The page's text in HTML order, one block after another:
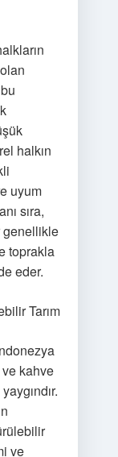
halkın
uyum
sıra,
genellikle
toprakla
eder.
Tarım
kahve
ve